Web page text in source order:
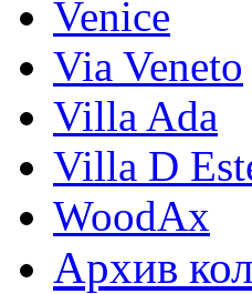
Venice
Via Veneto
Villa Ada
Villa D
WoodAx
Архив